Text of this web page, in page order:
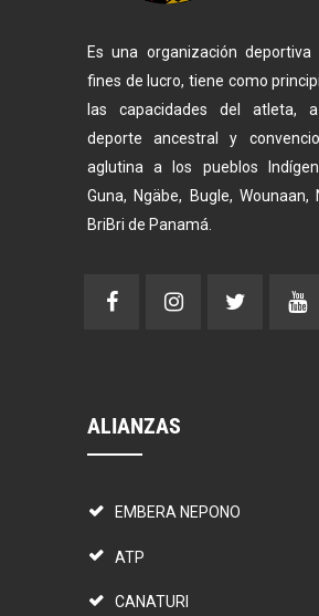
Es una organización deportiva
fines de lucro, tiene como
las capacidades del atleta,
deporte ancestral y
aglutina a los pueblos
Guna, Ngäbe, Bugle, Wounaan,
BriBri de Panamá.
ALIANZAS
EMBERA NEPONO
ATP
CANATURI